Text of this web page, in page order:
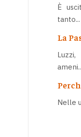
È
tanto...
La
Nelle